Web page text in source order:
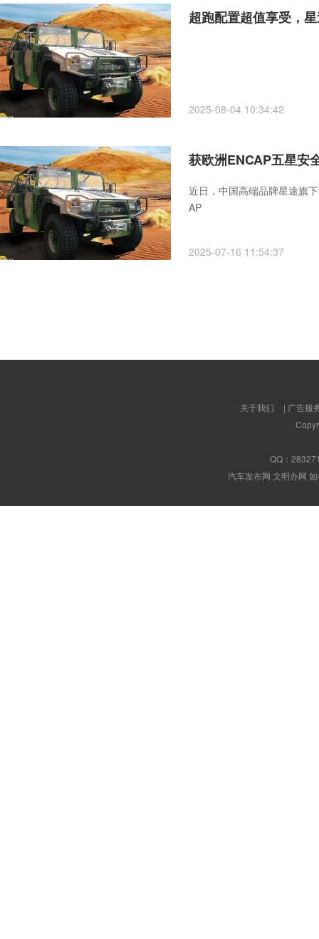
超跑配置超值享受，
2025-08-04 10:34:42
获欧洲ENCAP五星安
近日，中国高端品牌星途旗
AP
2025-07-16 11:54:37
关于我们 | 广告服
QQ：
汽车发布网 文明办网